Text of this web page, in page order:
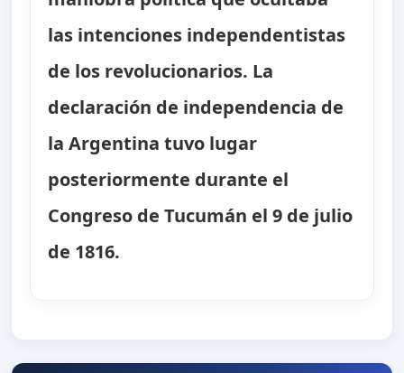
las intenciones independentistas
de los revolucionarios. La
declaración de independencia de
la Argentina tuvo lugar
posteriormente durante el
Congreso de Tucumán el 9 de julio
de 1816.